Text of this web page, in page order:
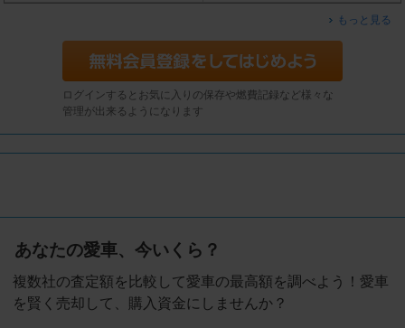
もっと見る
ログインするとお気に入りの保存や燃費記録など様々な
管理が出来るようになります
あなたの愛車、今いくら？
複数社の査定額を比較して愛車の最高額を調べよう！愛車
を賢く売却して、購入資金にしませんか？